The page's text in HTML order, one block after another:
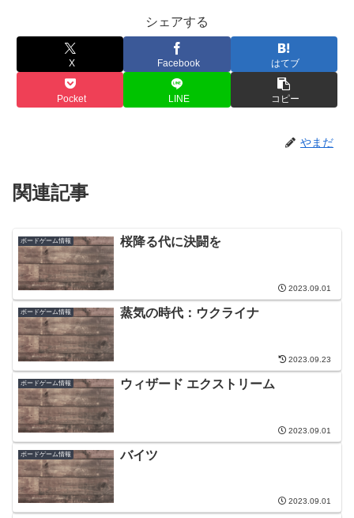
シェアする
X Facebook はてブ
Pocket LINE コピー
やまだ
関連記事
ボードゲーム情報 桜降る代に決闘を
2023.09.01
ボードゲーム情報 蒸気の時代：ウクライナ
2023.09.23
ボードゲーム情報 ウィザード エクストリーム
2023.09.01
ボードゲーム情報 バイツ
2023.09.01